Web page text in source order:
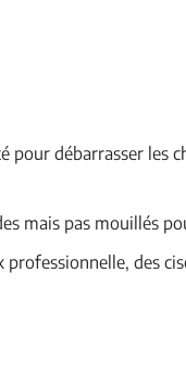
pour débarrasser les
mais pas mouillés
professionnelle, des